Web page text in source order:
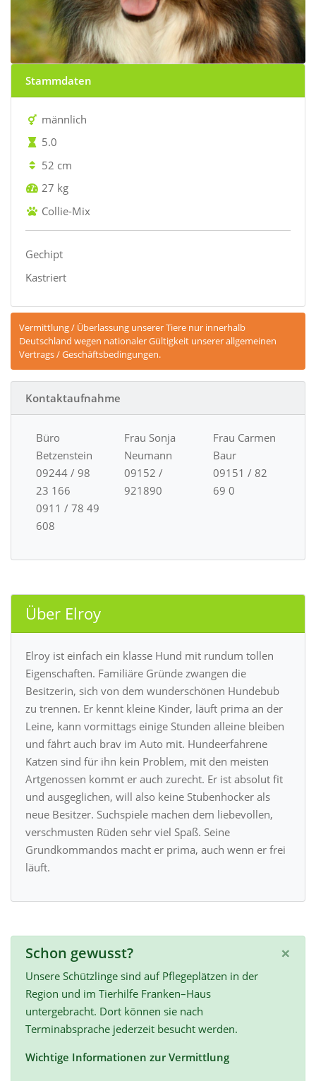
Stammdaten
männlich
5.0
52 cm
27 kg
Collie-Mix
Gechipt
Kastriert
Vermittlung / Überlassung unserer Tiere nur innerhalb
Deutschland wegen nationaler Gültigkeit unserer allgemeinen
Vertrags / Geschäftsbedingungen.
Kontaktaufnahme
Büro
Betzenstein
09244 / 98
23 166
0911 / 78 49
608
Frau Sonja
Neumann
09152 /
921890
Frau Carmen
Baur
09151 / 82
69 0
Über Elroy
Elroy ist einfach ein klasse Hund mit rundum tollen
Eigenschaften. Familiäre Gründe zwangen die
Besitzerin, sich von dem wunderschönen Hundebub
zu trennen. Er kennt kleine Kinder, läuft prima an der
Leine, kann vormittags einige Stunden alleine bleiben
und fährt auch brav im Auto mit. Hundeerfahrene
Katzen sind für ihn kein Problem, mit den meisten
Artgenossen kommt er auch zurecht. Er ist absolut fit
und ausgeglichen, will also keine Stubenhocker als
neue Besitzer. Suchspiele machen dem liebevollen,
verschmusten Rüden sehr viel Spaß. Seine
Grundkommandos macht er prima, auch wenn er frei
läuft.
×
Schon gewusst?
Unsere Schützlinge sind auf Pflegeplätzen in der
Region und im Tierhilfe Franken–Haus
untergebracht. Dort können sie nach
Terminabsprache jederzeit besucht werden.
Wichtige Informationen zur Vermittlung